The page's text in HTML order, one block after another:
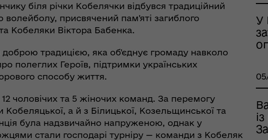
Безоплатна правнича
допомога
біля річки Кобелячки відбувся традиційний
волейболу, присвячений пам'яті загиблого
Кобеляки Віктора Бабенка.
традицією, яка об'єднує громаду навколо
полеглих Героїв, підтримки українських
способу життя.
12 чоловічих та 5 жіночих команд. За перемогу
а й з Білицької, Козельщинської та
була надзвичайно напруженою, однак у
стали господарі турніру — команди з Кобеляк
У